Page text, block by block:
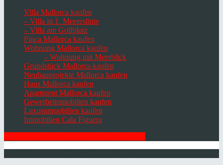
Villa Mallorca kaufen
– Villa in 1. Meereslinie
– Villa am Golfplatz
Finca Mallorca kaufen
Wohnung Mallorca kaufen
– Wohnung mit Meerblick
Grundstück Mallorca kaufen
Neubauprojekte Mallorca kaufen
Haus Mallorca kaufen
Apartment Mallorca kaufen
Gewerbeimmobilien kaufen
Luxusimmobilien kaufen
Immobilien Cala Figuera